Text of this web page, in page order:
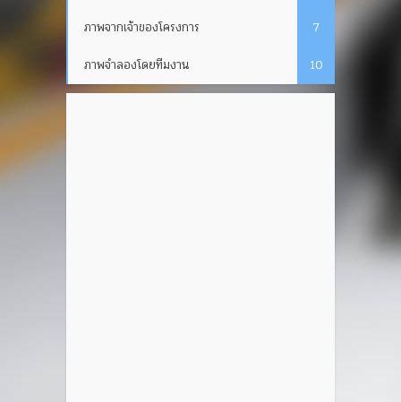
ภาพจากเจ้าของโครงการ
7
ภาพจำลองโดยทีมงาน
10